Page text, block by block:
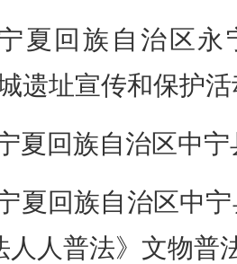
夏回族自治区永
遗址宣传和保护
夏回族自治区中
夏回族自治区中
人人普法》文物普